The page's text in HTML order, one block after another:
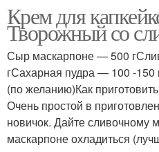
Сливочный крем
Цветной крем
Крем для
Творожный со
Сыр маскарпоне — 500
гСахарная пудра — 100 -150
(по желанию)Как
Очень простой в
новичок. Дайте сливочному
маскарпоне охладиться